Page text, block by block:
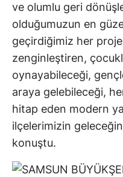
ve olumlu geri
olduğumuzun en
geçirdiğimiz her
zenginleştiren,
oynayabileceği,
araya gelebileceği,
hitap eden modern
ilçelerimizin
konuştu.